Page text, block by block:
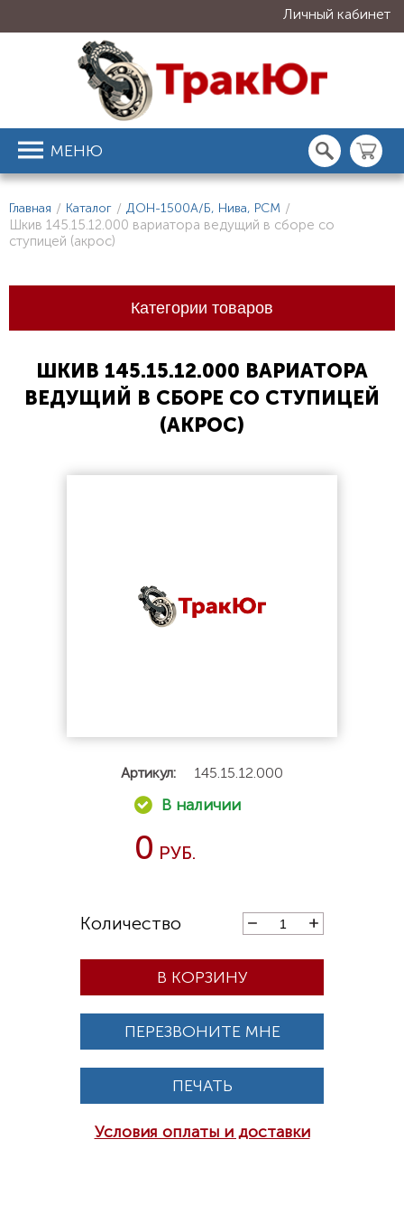
Личный кабинет
МЕНЮ
Главная / Каталог / ДОН-1500А/Б, Нива, РСМ /
Шкив 145.15.12.000 вариатора ведущий в сборе со
ступицей (акрос)
Категории товаров
ШКИВ 145.15.12.000 ВАРИАТОРА
ВЕДУЩИЙ В СБОРЕ СО СТУПИЦЕЙ
(АКРОС)
Артикул: 145.15.12.000
0
В КОРЗИНУ
ПЕРЕЗВОНИТЕ МНЕ
ПЕЧАТЬ
Условия оплаты и доставки